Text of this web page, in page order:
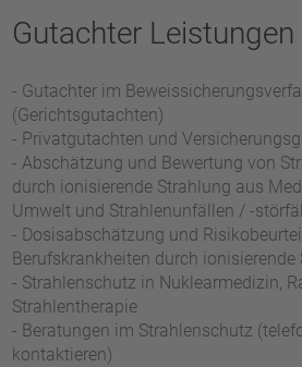
Gutachter Leistungen
- Gutachter im
(Gerichtsgutachten)
- Privatgutachten und
- Abschätzung und Bewertung von
durch ionisierende Strahlung aus
Umwelt und Strahlenunfällen / -
- Dosisabschätzung und
Berufskrankheiten durch ionisierende
- Strahlenschutz in Nuklearmedizin,
Strahlentherapie
- Beratungen im Strahlenschutz
kontaktieren)